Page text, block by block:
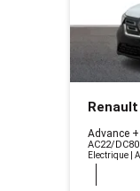
Renault
Advance
AC22/DC80
Electrique |